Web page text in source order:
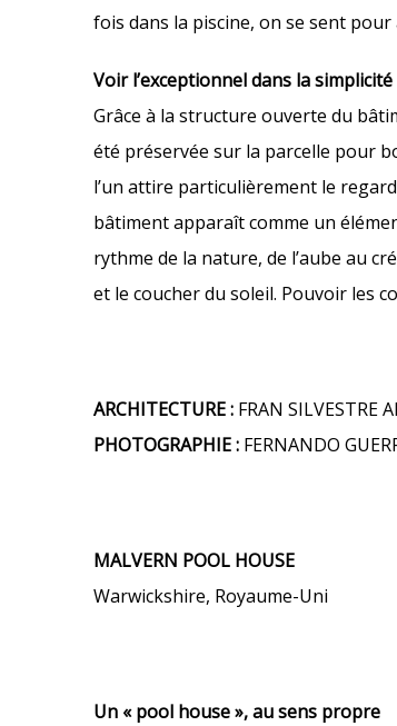
fois dans la piscine, on se sent
Voir l’exceptionnel dans la simplicité
Grâce à la structure ouverte du
été préservée sur la parcelle pour
l’un attire particulièrement le
bâtiment apparaît comme un
rythme de la nature, de l’aube au
et le coucher du soleil. Pouvoir les
ARCHITECTURE : FRAN SILVESTRE
PHOTOGRAPHIE : FERNANDO
MALVERN POOL HOUSE
Warwickshire, Royaume-Uni
Un « pool house », au sens propre